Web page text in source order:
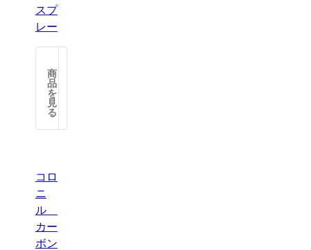
スプ
レー
【コ
ロ
ニ
ル】
ナ
ロ
ス
プ
garage.muni-leather.jp
2,750円
商
品
を
見
る
コロ
ニ
ル
カー
ボン